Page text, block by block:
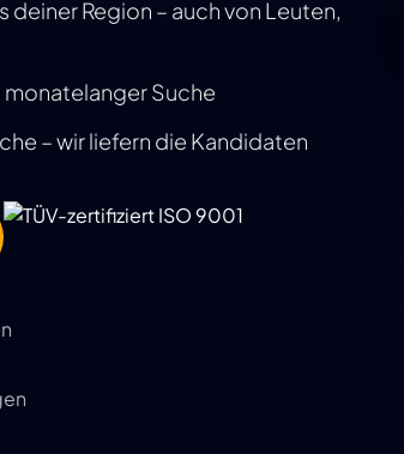
Region – auch von Leuten,
Suche
– wir liefern die Kandidaten